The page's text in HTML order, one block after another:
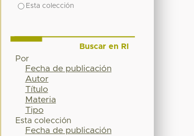
Esta colección
Buscar en RI
Por
Fecha de publicación
Autor
Título
Materia
Tipo
Esta colección
Fecha de publicación